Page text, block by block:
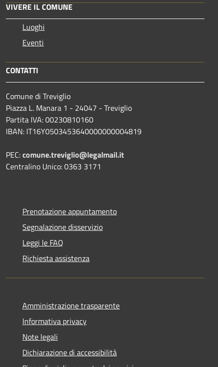
VIVERE IL COMUNE
Luoghi
Eventi
CONTATTI
Comune di Treviglio
Piazza L. Manara 1 - 24047 - Treviglio
Partita IVA: 00230810160
IBAN: IT16Y0503453640000000004819
PEC:comune.treviglio@legalmail.it
Centralino Unico: 0363 3171
Prenotazione appuntamento
Segnalazione disservizio
Leggi le FAQ
Richiesta assistenza
Amministrazione trasparente
Informativa privacy
Note legali
Dichiarazione di accessibilità